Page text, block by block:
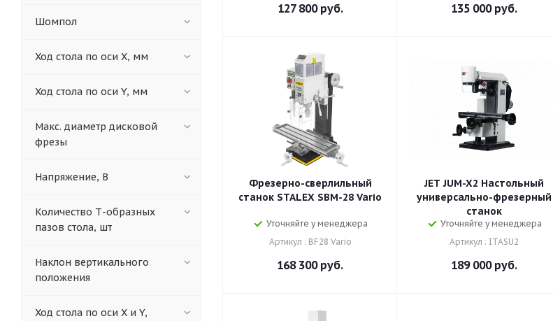
127 800руб. 135 000руб.
Фрезерно-сверлильный
станок STALEX SBM-28 Vario
Уточняйте у менеджера
Артикул : BF28 Vario
168 300руб.
JET JUM-X2 Настольный
универсально-фрезерный
станок
Уточняйте у менеджера
Артикул : ITASU2
189 000руб.
Шомпол
Ход стола по оси Х, мм
Ход стола по оси Y, мм
Макс. диаметр дисковой
фрезы
Напряжение, В
Количество Т-образных
пазов стола, шт
Наклон вертикального
положения
Ход стола по оси X и Y,